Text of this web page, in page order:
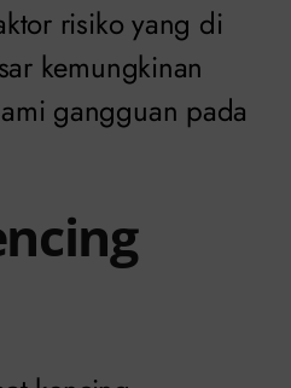
risiko yang di
kemungkinan
gangguan pada